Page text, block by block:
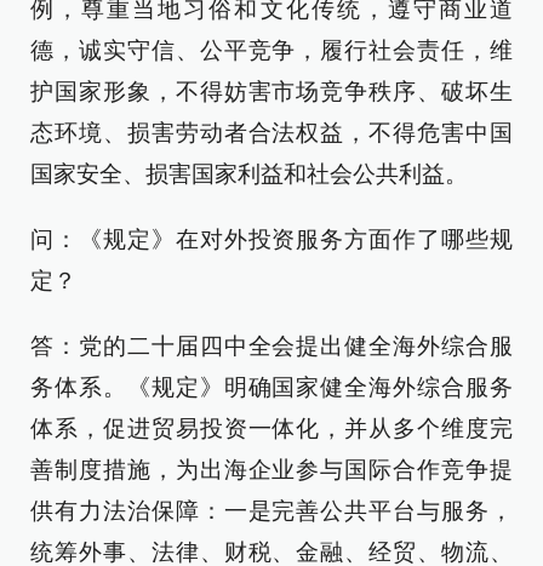
例，尊重当地习俗和文化传统，遵守商业道
德，诚实守信、公平竞争，履行社会责任，维
护国家形象，不得妨害市场竞争秩序、破坏生
态环境、损害劳动者合法权益，不得危害中国
国家安全、损害国家利益和社会公共利益。
问：《规定》在对外投资服务方面作了哪些规
定？
答：党的二十届四中全会提出健全海外综合服
务体系。《规定》明确国家健全海外综合服务
体系，促进贸易投资一体化，并从多个维度完
善制度措施，为出海企业参与国际合作竞争提
供有力法治保障：一是完善公共平台与服务，
统筹外事、法律、财税、金融、经贸、物流、